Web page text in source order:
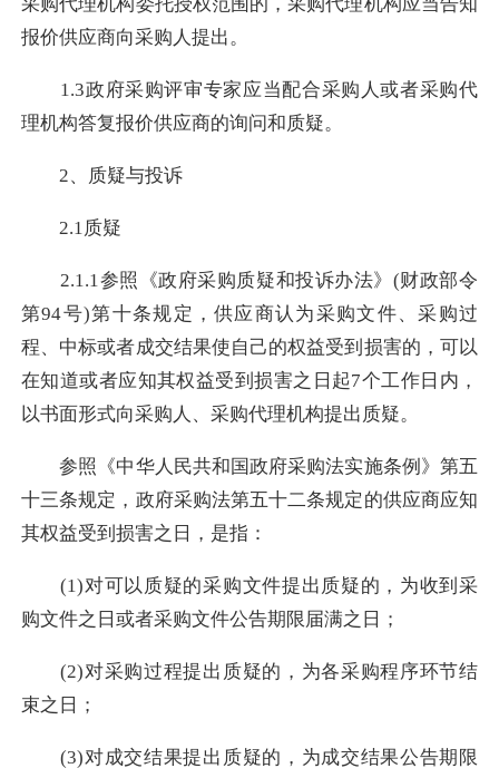
报价供应商向采购人提出。
1.3政府采购评审专家应当配合采购人或者采购代
理机构答复报价供应商的询问和质疑。
2、质疑与投诉
2.1质疑
2.1.1参照《政府采购质疑和投诉办法》(财政部令
第94号)第十条规定，供应商认为采购文件、采购过
程、中标或者成交结果使自己的权益受到损害的，可以
在知道或者应知其权益受到损害之日起7个工作日内，
以书面形式向采购人、采购代理机构提出质疑。
参照《中华人民共和国政府采购法实施条例》第五
十三条规定，政府采购法第五十二条规定的供应商应知
其权益受到损害之日，是指：
(1)对可以质疑的采购文件提出质疑的，为收到采
购文件之日或者采购文件公告期限届满之日；
(2)对采购过程提出质疑的，为各采购程序环节结
束之日；
(3)对成交结果提出质疑的，为成交结果公告期限